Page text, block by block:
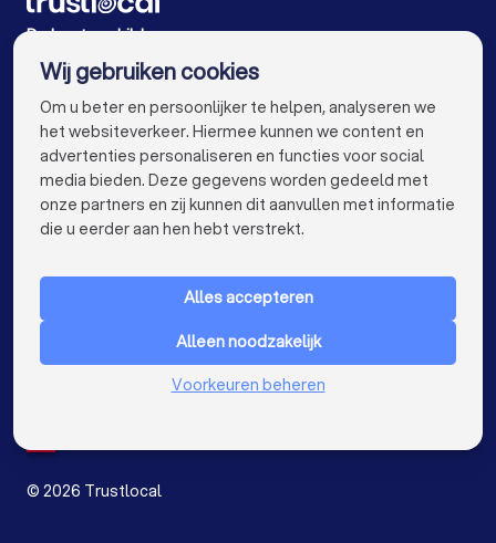
Schilders in Genk
Schilders in Roeselare
Schilders in Beveren
Schilders in Dendermonde
Schilders in Beringen
Schilders in Turnhout
Schilders in Dilbeek
Schilders in Heist-op-den-Berg
Schilders in Brasschaat
Schilders in de buurt
De beste schilders voor u
VOOR PARTICULIEREN keyboard_arrow_down
Nederland
© 2026 Trustlocal
Wij gebruiken cookies
Om u beter en persoonlijker te helpen, analyseren we
het websiteverkeer. Hiermee kunnen we content en
advertenties personaliseren en functies voor social
media bieden. Deze gegevens worden gedeeld met
onze partners en zij kunnen dit aanvullen met informatie
die u eerder aan hen hebt verstrekt.
Alles accepteren
Alleen noodzakelijk
Voorkeuren beheren